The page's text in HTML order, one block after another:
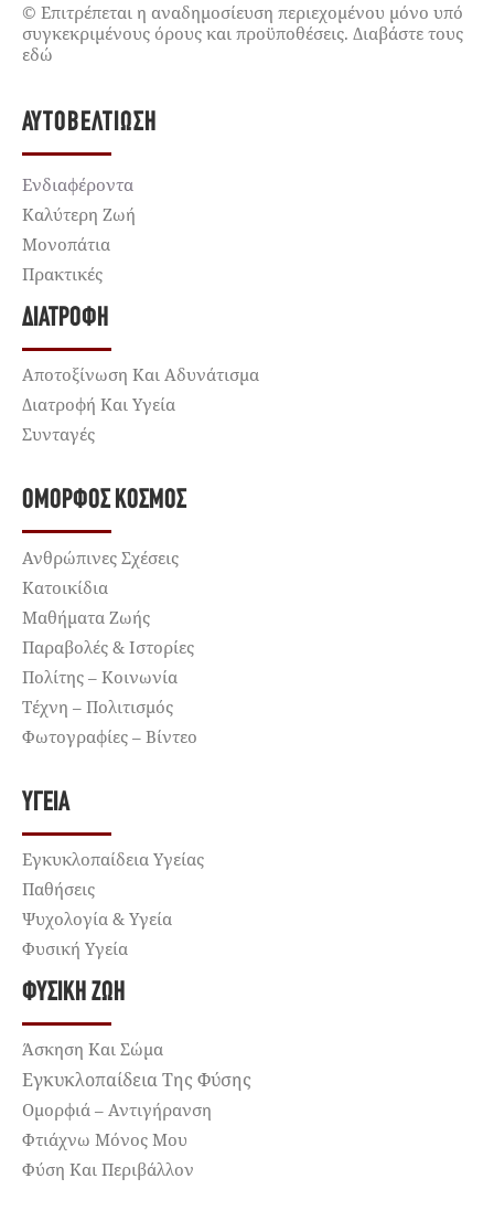
© Επιτρέπεται η αναδημοσίευση περιεχομένου μόνο υπό
συγκεκριμένους όρους και προϋποθέσεις. Διαβάστε τους
εδώ
ΑΥΤΟΒΕΛΤΊΩΣΗ
Ενδιαφέροντα
Καλύτερη Ζωή
Μονοπάτια
Πρακτικές
ΔΙΑΤΡΟΦΉ
Αποτοξίνωση Και Αδυνάτισμα
Διατροφή Και Υγεία
Συνταγές
ΌΜΟΡΦΟΣ ΚΌΣΜΟΣ
Ανθρώπινες Σχέσεις
Κατοικίδια
Μαθήματα Ζωής
Παραβολές & Ιστορίες
Πολίτης – Κοινωνία
Τέχνη – Πολιτισμός
Φωτογραφίες – Βίντεο
ΥΓΕΊΑ
Εγκυκλοπαίδεια Υγείας
Παθήσεις
Ψυχολογία & Υγεία
Φυσική Υγεία
ΦΥΣΙΚΉ ΖΩΉ
Άσκηση Και Σώμα
Εγκυκλοπαίδεια Της Φύσης
Ομορφιά – Αντιγήρανση
Φτιάχνω Μόνος Μου
Φύση Και Περιβάλλον